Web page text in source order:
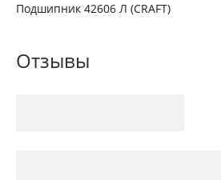
Подшипник 42606 Л (CRAFT)
Отзывы